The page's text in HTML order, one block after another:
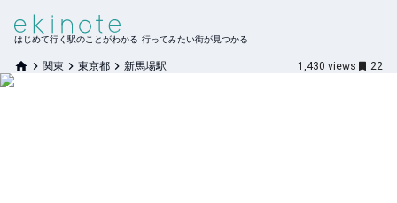
はじめて行く駅のことがわかる 行ってみたい街が見つかる
関東 東京都 新馬場駅 1,430 views 22